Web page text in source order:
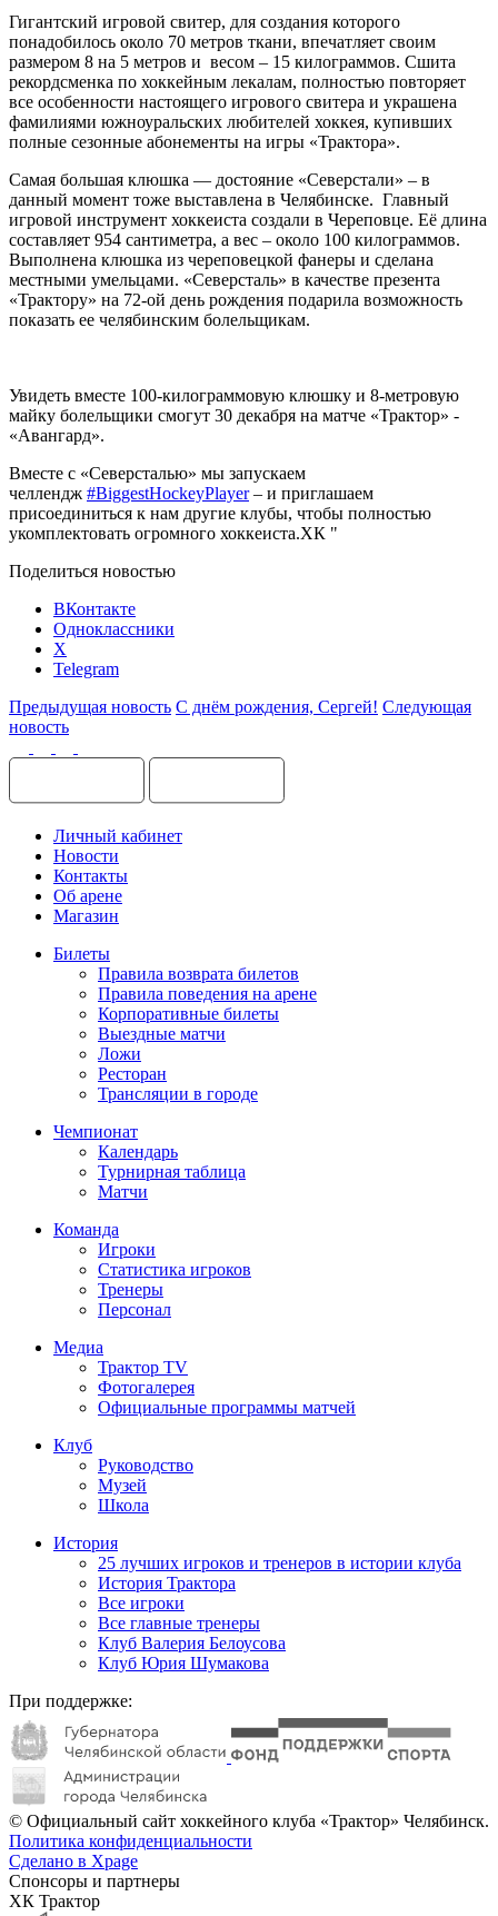
Гигантский игровой свитер, для создания которого
понадобилось около 70 метров ткани, впечатляет своим
размером 8 на 5 метров и весом – 15 килограммов. Сшита
рекордсменка по хоккейным лекалам, полностью повторяет
все особенности настоящего игрового свитера и украшена
фамилиями южноуральских любителей хоккея, купивших
полные сезонные абонементы на игры «Трактора».
Самая большая клюшка — достояние «Северстали» – в
данный момент тоже выставлена в Челябинске. Главный
игровой инструмент хоккеиста создали в Череповце. Её длина
составляет 954 сантиметра, а вес – около 100 килограммов.
Выполнена клюшка из череповецкой фанеры и сделана
местными умельцами. «Северсталь» в качестве презента
«Трактору» на 72-ой день рождения подарила возможность
показать ее челябинским болельщикам.
Увидеть вместе 100-килограммовую клюшку и 8-метровую
майку болельщики смогут 30 декабря на матче «Трактор» -
«Авангард».
Вместе с «Северсталью» мы запускаем
челлендж #BiggestHockeyPlayer– и приглашаем
присоединиться к нам другие клубы, чтобы полностью
укомплектовать огромного хоккеиста.ХК "
Поделиться новостью
ВКонтакте
Одноклассники
X
Telegram
Предыдущая новость С днём рождения, Сергей! Следующая
новость
Личный кабинет
Новости
Контакты
Об арене
Магазин
Билеты
Правила возврата билетов
Правила поведения на арене
Корпоративные билеты
Выездные матчи
Ложи
Ресторан
Трансляции в городе
Чемпионат
Календарь
Турнирная таблица
Матчи
Команда
Игроки
Статистика игроков
Тренеры
Персонал
Медиа
Трактор TV
Фотогалерея
Официальные программы матчей
Клуб
Руководство
Музей
Школа
История
25 лучших игроков и тренеров в истории клуба
История Трактора
Все игроки
Все главные тренеры
Клуб Валерия Белоусова
Клуб Юрия Шумакова
При поддержке:
© Официальный сайт хоккейного клуба «Трактор» Челябинск.
Политика конфиденциальности
Сделано в Xpage
Спонсоры и партнеры
ХК Трактор